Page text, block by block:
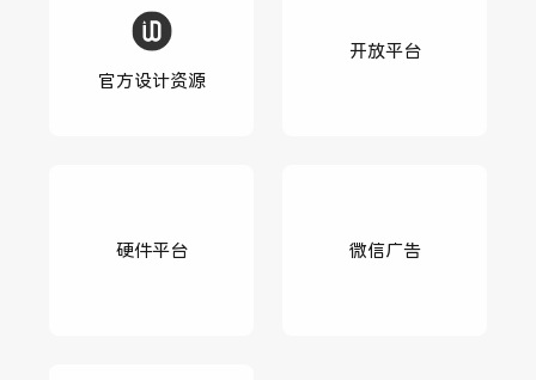
官方设计资源
开放平台
硬件平台 微信广告